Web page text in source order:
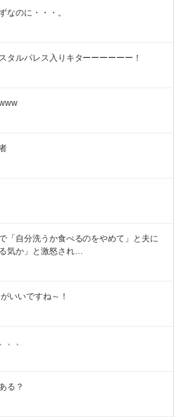
なのに・・・。
タルパレス入りキターーーーーー！
「自分洗うか食べるのをやめて」と夫に
気か」と激怒され…
いいですね～！
、、
る？